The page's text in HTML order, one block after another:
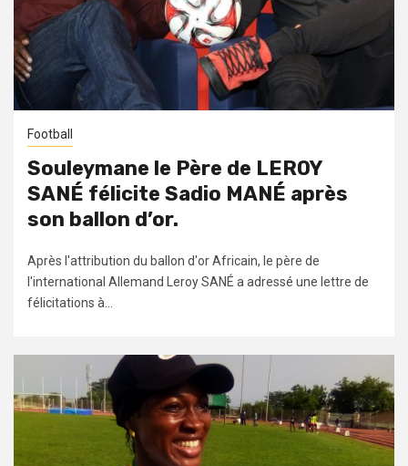
Football
Souleymane le Père de LEROY
SANÉ félicite Sadio MANÉ après
son ballon d’or.
Après l'attribution du ballon d'or Africain, le père de
l'international Allemand Leroy SANÉ a adressé une lettre de
félicitations à...